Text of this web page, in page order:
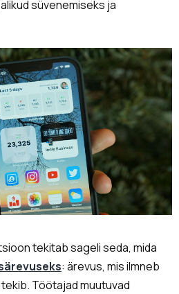
süvenemiseks ja
tekitab sageli seda, mida
: ärevus, mis ilmneb
Töötajad muutuvad